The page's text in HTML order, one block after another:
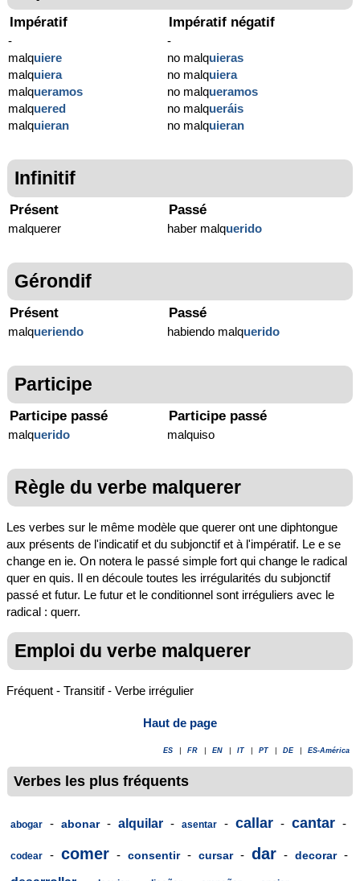
Impératif
-
malquiere
malquiera
malqueramos
malquered
malquieran
Impératif négatif
-
no malquieras
no malquiera
no malqueramos
no malqueráis
no malquieran
Infinitif
Présent
malquerer
Passé
haber malquerido
Gérondif
Présent
malqueriendo
Passé
habiendo malquerido
Participe
Participe passé
malquerido
Participe passé
malquiso
Règle du verbe malquerer
Les verbes sur le même modèle que querer ont une diphtongue
aux présents de l'indicatif et du subjonctif et à l'impératif. Le e se
change en ie. On notera le passé simple fort qui change le radical
quer en quis. Il en découle toutes les irrégularités du subjonctif
passé et futur. Le futur et le conditionnel sont irréguliers avec le
radical : querr.
Emploi du verbe malquerer
Fréquent - Transitif - Verbe irrégulier
Haut de page
ES FR EN IT PT DE ES-América
Verbes les plus fréquents
abogar - abonar - alquilar - asentar - callar - cantar -
codear - comer - consentir - cursar - dar - decorar -